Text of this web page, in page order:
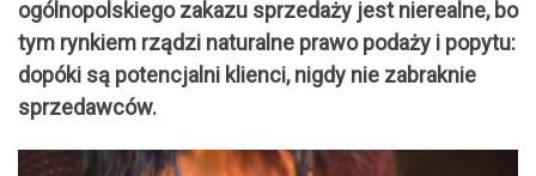
ogólnopolskiego zakazu sprzedaży jest nierealne, bo
tym rynkiem rządzi naturalne prawo podaży i popytu:
dopóki są potencjalni klienci, nigdy nie zabraknie
sprzedawców.